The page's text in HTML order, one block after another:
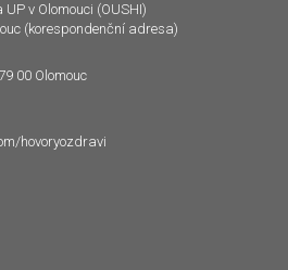
v Olomouci (OUSHI)
(korespondenční adresa)
00 Olomouc
hovoryozdravi